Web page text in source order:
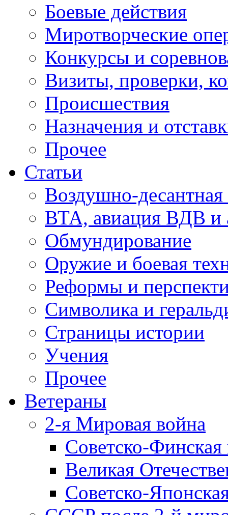
Боевые действия
Миротворческие
Конкурсы и
Визиты, проверки,
Происшествия
Назначения и
Прочее
Статьи
Воздушно-десантная
ВТА, авиация ВДВ и
Обмундирование
Оружие и боевая
Реформы и
Символика и
Страницы истории
Учения
Прочее
Ветераны
2-я Мировая война
Советско-
Великая
Советско-